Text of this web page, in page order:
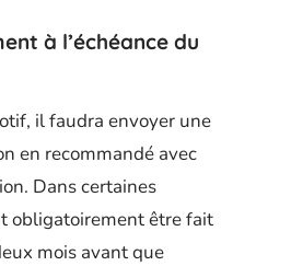
à l’échéance du
il faudra envoyer une
en recommandé avec
Dans certaines
obligatoirement être fait
mois avant que